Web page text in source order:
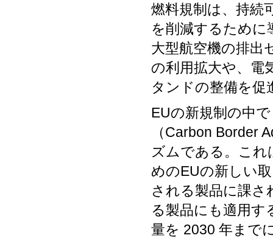
燃料規制は、持続
を削減するために
大型航空機の排出
の利用拡大や、電
タンドの整備を促
EUの新規制の中
（Carbon Border
ズムである。これ
めのEUの新しい
される製品に課さ
る製品にも適用す
量を 2030 年まで